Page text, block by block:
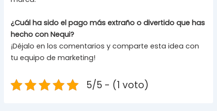
¿Cuál ha sido el pago más extraño o divertido que has
hecho con Nequi?
¡Déjalo en los comentarios y comparte esta idea con
tu equipo de marketing!
5/5 - (1 voto)